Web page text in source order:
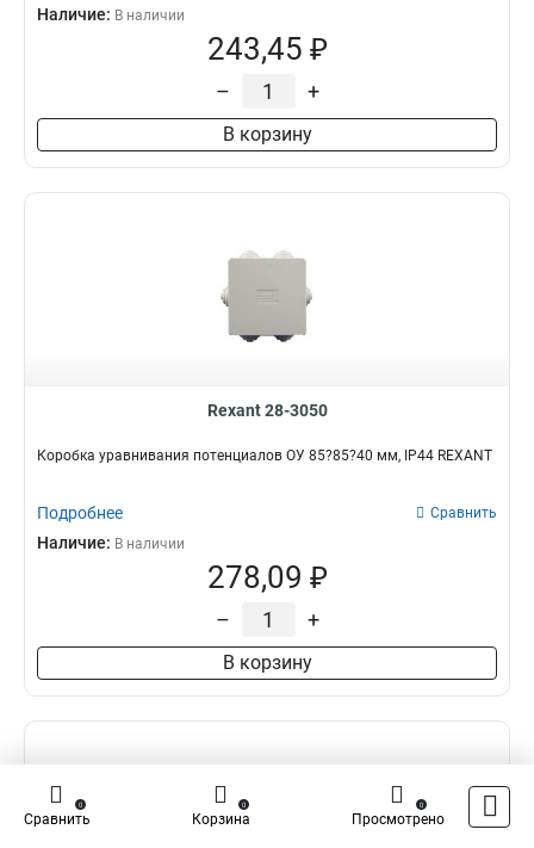
Наличие: В наличии
243,45 ₽
– +
В корзину
Rexant 28-3050
Коробка уравнивания потенциалов ОУ 85?85?40 мм, IP44 REXANT
Подробнее Сравнить
Наличие: В наличии
278,09 ₽
– +
В корзину
Сравнить
0
Корзина
0
Просмотрено
0